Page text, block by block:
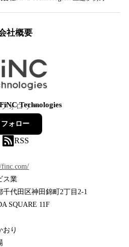
社概要
Technologies
フォロワー
フォロー
RSS
finc.com/
ス業
千代田区神田錦町2丁目2-1
SQUARE 11F
おり